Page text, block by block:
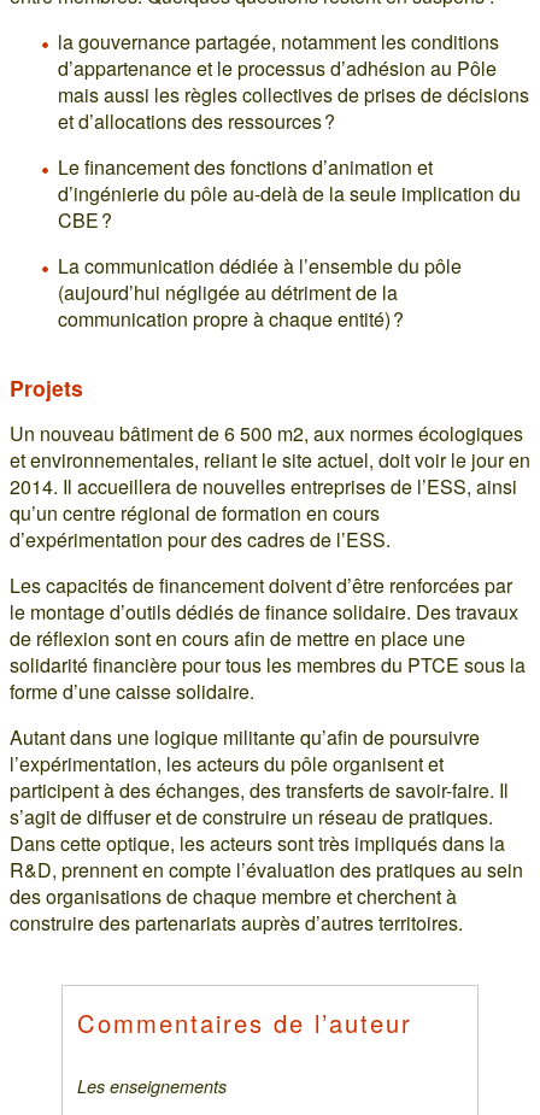
la gouvernance partagée, notamment les conditions
d’appartenance et le processus d’adhésion au Pôle
mais aussi les règles collectives de prises de décisions
et d’allocations des ressources ?
Le financement des fonctions d’animation et
d’ingénierie du pôle au-delà de la seule implication du
CBE ?
La communication dédiée à l’ensemble du pôle
(aujourd’hui négligée au détriment de la
communication propre à chaque entité) ?
Projets
Un nouveau bâtiment de 6 500 m2, aux normes écologiques
et environnementales, reliant le site actuel, doit voir le jour en
2014. Il accueillera de nouvelles entreprises de l’ESS, ainsi
qu’un centre régional de formation en cours
d’expérimentation pour des cadres de l’ESS.
Les capacités de financement doivent d’être renforcées par
le montage d’outils dédiés de finance solidaire. Des travaux
de réflexion sont en cours afin de mettre en place une
solidarité financière pour tous les membres du PTCE sous la
forme d’une caisse solidaire.
Autant dans une logique militante qu’afin de poursuivre
l’expérimentation, les acteurs du pôle organisent et
participent à des échanges, des transferts de savoir-faire. Il
s’agit de diffuser et de construire un réseau de pratiques.
Dans cette optique, les acteurs sont très impliqués dans la
R&D, prennent en compte l’évaluation des pratiques au sein
des organisations de chaque membre et cherchent à
construire des partenariats auprès d’autres territoires.
Commentaires de l’auteur
Les enseignements